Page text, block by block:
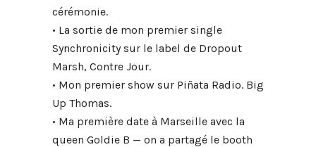
cérémonie.
• La sortie de mon premier single
Synchronicity sur le label de Dropout
Marsh, Contre Jour.
• Mon premier show sur Piñata Radio. Big
Up Thomas.
• Ma première date à Marseille avec la
queen Goldie B — on a partagé le booth